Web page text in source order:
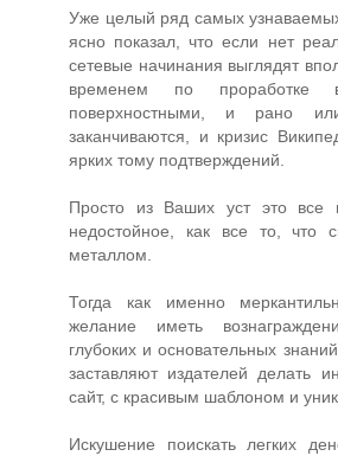
Уже целый ряд самых
ясно показал, что если нет
сетевые начинания выглядят
временем по проработке
поверхностными, и рано
заканчиваются, и кризис
ярких тому подтверждений.
Просто из Ваших уст это все
недостойное, как все то, что
металлом.
Тогда как именно
желание иметь
глубоких и основательных
заставляют издателей делать
сайт, с красивым шаблоном и
Искушение поискать легких